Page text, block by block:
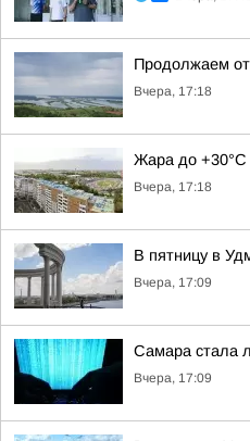
Продолжаем
Вчера, 17:18
Жара до +30°С
Вчера, 17:18
В пятницу в
Вчера, 17:09
Самара стала
Вчера, 17:09